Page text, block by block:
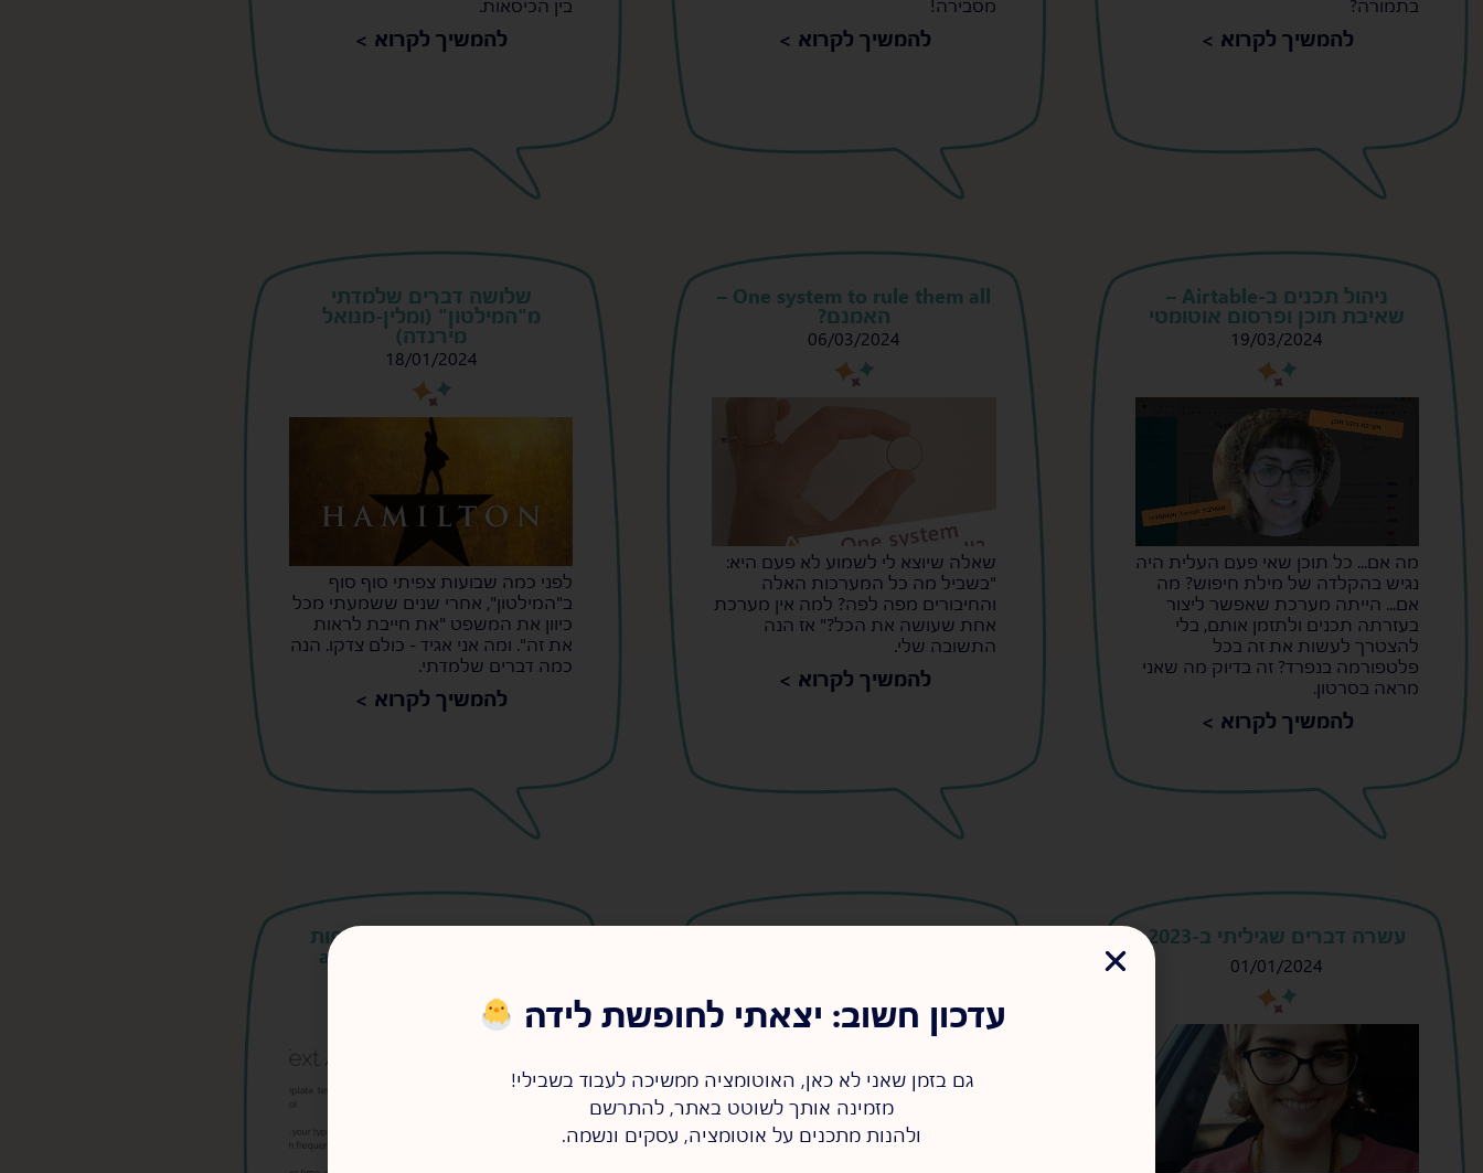
בתמורה?
להמשיך לקרוא >
מסבירה!
להמשיך לקרוא >
בין הכיסאות.
להמשיך לקרוא >
ניהול תכנים ב-Airtable –
שאיבת תוכן ופרסום אוטומטי
19/03/2024
s
s
מה אם... כל תוכן שאי פעם העלית היה
נגיש בהקלדה של מילת חיפוש? מה
אם... הייתה מערכת שאפשר ליצור
בעזרתה תכנים ולתזמן אותם, בלי
להצטרך לעשות את זה בכל
פלטפורמה בנפרד? זה בדיוק מה שאני
מראה בסרטון.
להמשיך לקרוא >
One system to rule them all –
האמנם?
06/03/2024
s
s
שאלה שיוצא לי לשמוע לא פעם היא:
"בשביל מה כל המערכות האלה
והחיבורים מפה לפה? למה אין מערכת
אחת שעושה את הכל?" אז הנה
התשובה שלי.
להמשיך לקרוא >
שלושה דברים שלמדתי
מ"המילטון" (ומלין-מנואל
מירנדה)
18/01/2024
s
s
לפני כמה שבועות צפיתי סוף סוף
ב"המילטון", אחרי שנים ששמעתי מכל
כיוון את המשפט "את חייבת לראות
את זה". ומה אני אגיד - כולם צדקו. הנה
כמה דברים שלמדתי.
להמשיך לקרוא >
עשרה דברים שגיליתי ב-2023
01/01/2024
s
s
s
s
הכלי שיעזור לך לזכור פחות
עדכון חשוב: יצאתי לחופשת לידה
גם בזמן שאני לא כאן, האוטומציה ממשיכה לעבוד בשבילי!
מזמינה אותך לשוטט באתר, להתרשם
ולהנות מתכנים על אוטומציה, עסקים ונשמה.